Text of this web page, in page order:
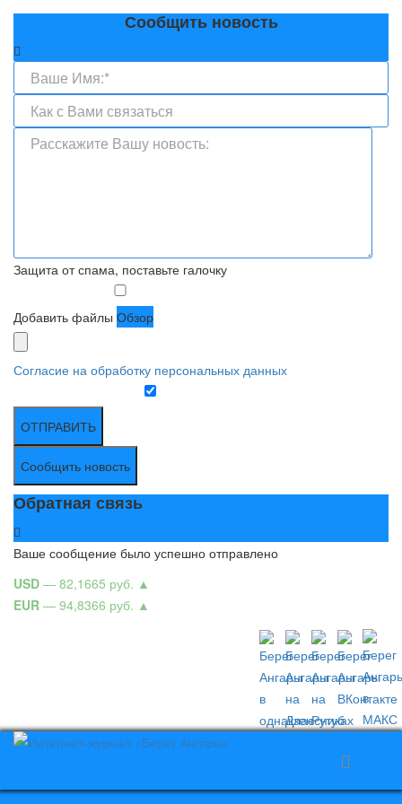
Сообщить новость
Защита от спама, поставьте галочку
Добавить файлы Обзор
Согласие на обработку персональных данных
ОТПРАВИТЬ
Сообщить новость
Обратная связь
Ваше сообщение было успешно отправлено
USD — 82,1665 руб. ▲
EUR — 94,8366 руб. ▲